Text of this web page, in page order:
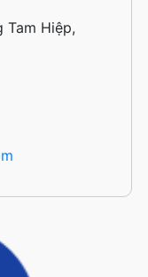
Tam Hiệp,